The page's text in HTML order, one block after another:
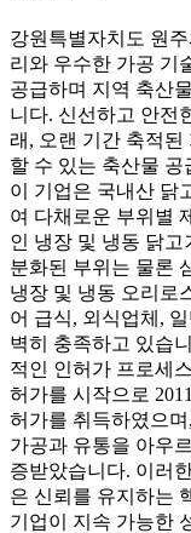
강원특별자치도 원
리와 우수한 가공 기
공급하며 지역 축산
니다. 신선하고 안전
래, 오랜 기간 축적된
할 수 있는 축산물
이 기업은 국내산 닭
여 다채로운 부위별
인 냉장 및 냉동 닭고
분화된 부위는 물론
냉장 및 냉동 오리로
어 급식, 외식업체,
벽히 충족하고 있습
적인 인허가 프로세
허가를 시작으로
허가를 취득하였으
가공과 유통을 아우
증받았습니다. 이러
은 신뢰를 유지하는
기업이 지속 가능한